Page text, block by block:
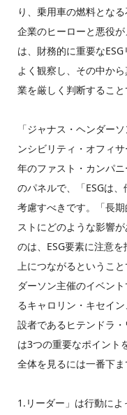
り、乗用車の燃料とな
企業のヒーローと悪役
は、財務的に重要な
よく観察し、その中か
業を厳しく判断すること
「ジャナス・ヘンダー
ンシビリティ・オフィ
年のファスト・カンパ
のパネルで、「ESGは
考慮すべきです。「長
ストにどのような影響
のは、ESG要素に注意
上につながるというこ
ダーソン主催のイベン
るキャロリン・キセイ
設者であるヒテンドラ
は3つの重要なポイント
全体を見るには一番下
1.リーダー」は行動によ